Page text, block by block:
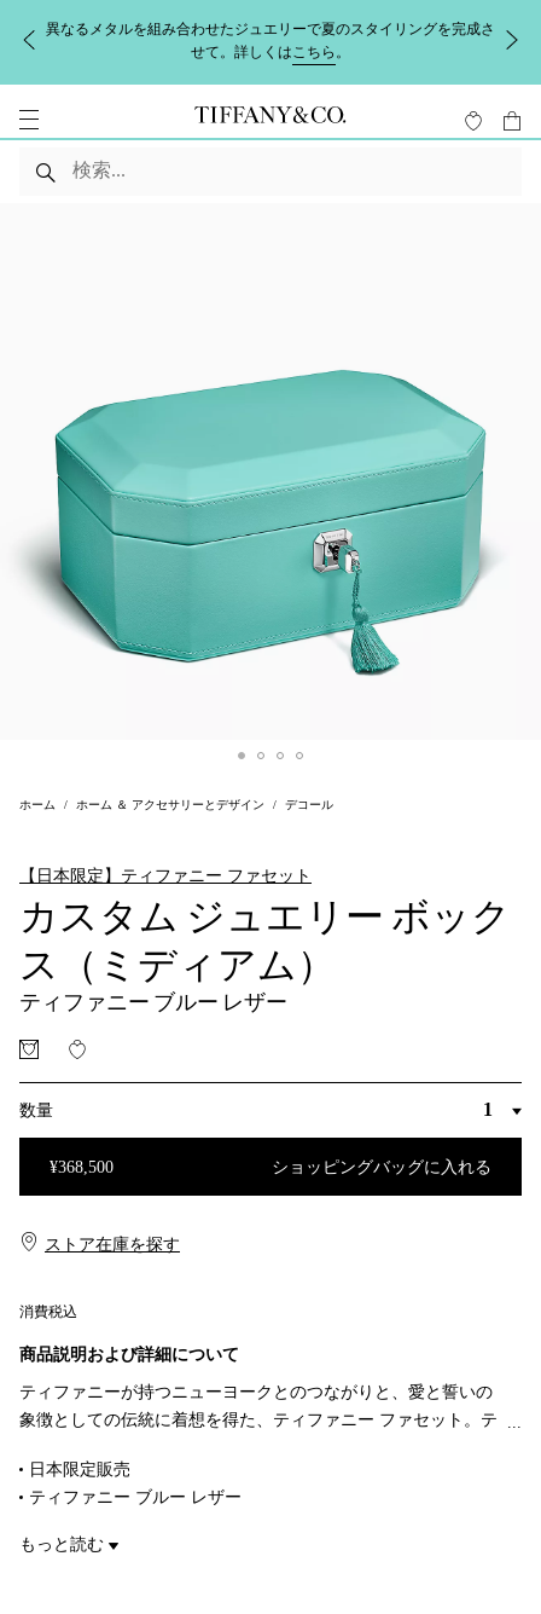
異なるメタルを組み合わせたジュエリーで夏のスタイリングを完成さ
せて。詳しくはこちら 。
ホーム ホーム ＆ アクセサリーとデザイン デコール
【日本限定】ティファニー ファセット
カスタム ジュエリー ボック
ス（ミディアム）
ティファニー ブルー レザー
数量
¥368,500 ショッピングバッグに入れる
消費税込
ストア在庫を探す​​
商品説明および詳細について
ティファニーが持つニューヨークとのつながりと、愛と誓いの
象徴としての伝統に着想を得た、ティファニー ファセット。テ
ストーンのプレミア ブランドとしてのオーソリティであること
を体現したコレクションです。ジェムストーンのようなシルエ
ットと色合いが特徴的なミディアム サイズのジュエリー ボック
日本限定販売
ティファニー ブルー レザー
幅 5.7インチ × 高さ 3.8インチ × 長さ 8.4インチ（約 14.5cm ×
もっと読む